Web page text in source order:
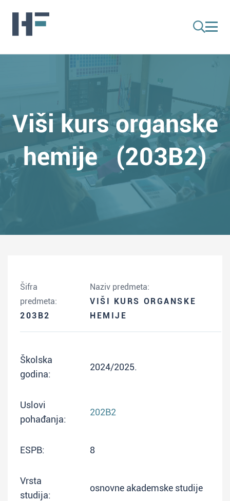
Viši kurs organske
hemije (203B2)
Šifra
predmeta:
203B2
Naziv predmeta:
VIŠI KURS ORGANSKE
HEMIJE
Školska
godina:
2024/2025.
Uslovi
pohađanja:
202B2
ESPB: 8
Vrsta
studija:
osnovne akademske studije